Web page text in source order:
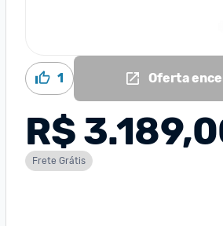
1 Oferta
R$
Frete Grátis